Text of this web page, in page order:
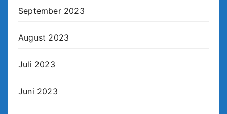
September 2023
August 2023
Juli 2023
Juni 2023